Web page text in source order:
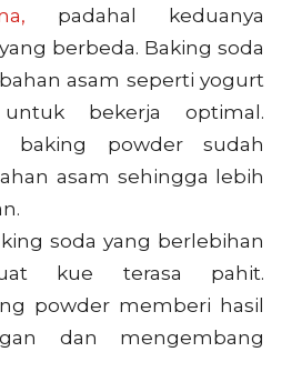
padahal keduanya
berbeda. Baking soda
asam seperti yogurt
bekerja optimal.
baking powder sudah
asam sehingga lebih
soda yang berlebihan
kue terasa pahit.
powder memberi hasil
dan mengembang